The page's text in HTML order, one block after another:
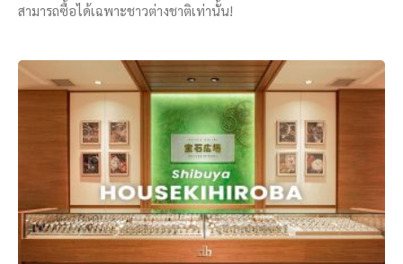
สามารถซื้อได้เฉพาะชาวต่างชาติเท่านั้น!